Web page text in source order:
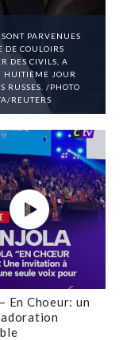
PARVENUES
DE COULOIRS
DES CIVILS, A
HUITIÈME JOUR
RUSSES. /PHOTO
REUTERS
En Choeur: un